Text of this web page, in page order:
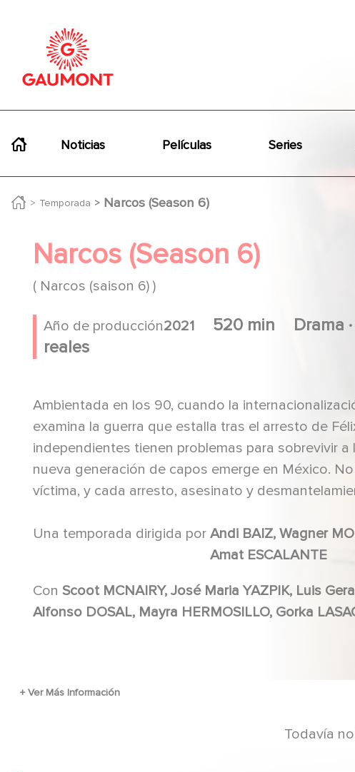
Noticias Películas Series
Temporada Narcos (Season 6)
Narcos (Season 6)
( Narcos (saison 6) )
Año de producción2021 520 min Drama .
reales
Ambientada en los 90, cuando la
examina la guerra que estalla tras el arresto de
independientes tienen problemas para sobrevivir
nueva generación de capos emerge en México.
víctima, y cada arresto, asesinato y
Una temporada dirigida por Andi BAIZ, Wagner
Amat ESCALANTE
Con
Alfonso DOSAL, Mayra HERMOSILLO,
Todavía